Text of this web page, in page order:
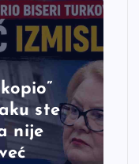
ste
nije